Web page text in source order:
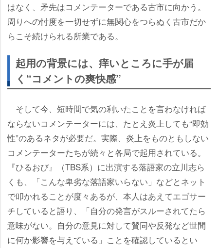
はなく、矛先はコメンテーターである古市に向かう。
周りへの忖度を一切せずに無関心をつらぬく古市だか
らこそ続けられる所業である。
起用の背景には、痒いところに手が届
く“コメントの爽快感”
そして今、短時間で気の利いたことを言わなければ
ならないコメンテーターには、たとえ炎上しても“即効
性”のあるネタが必要だ。実際、炎上をものともしない
コメンテーターたちが続々と各局で起用されている。
『ひるおび』（TBS系）に出演する落語家の立川志ら
くも、「こんな卑劣な落語家いらない」などとネット
で叩かれることが度々あるが、本人はあえてエゴサー
チしていると語り、「自分の発言がスルーされてたら
意味がない。自分の意見に対して賛同や反発など世間
に何か影響を与えている」ことを確認しているとい